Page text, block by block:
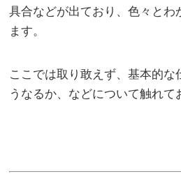
具合などが出ており、色々とわ
ます。
ここでは取り敢えず、基本的な
うなるか、などについて触れて